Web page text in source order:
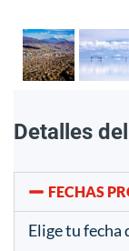
Detalles
FECHAS
Elige tu fecha